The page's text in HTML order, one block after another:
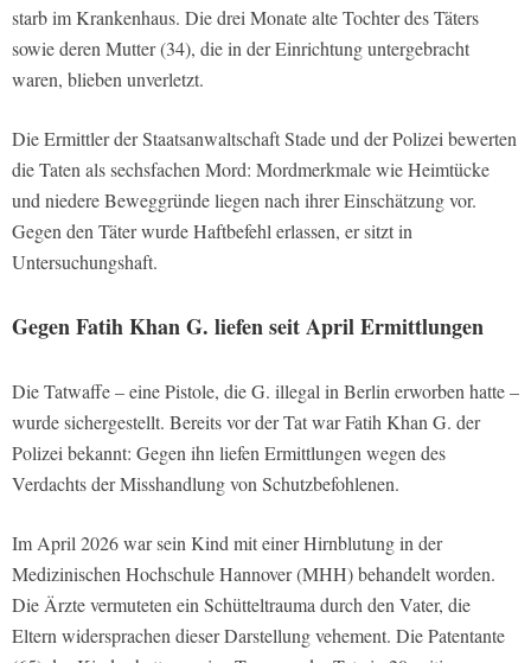
starb im Krankenhaus. Die drei Monate alte Tochter des Täters
sowie deren Mutter (34), die in der Einrichtung untergebracht
waren, blieben unverletzt.
Die Ermittler der Staatsanwaltschaft Stade und der Polizei bewerten
die Taten als sechsfachen Mord: Mordmerkmale wie Heimtücke
und niedere Beweggründe liegen nach ihrer Einschätzung vor.
Gegen den Täter wurde Haftbefehl erlassen, er sitzt in
Untersuchungshaft.
Gegen Fatih Khan G. liefen seit April Ermittlungen
Die Tatwaffe – eine Pistole, die G. illegal in Berlin erworben hatte –
wurde sichergestellt. Bereits vor der Tat war Fatih Khan G. der
Polizei bekannt: Gegen ihn liefen Ermittlungen wegen des
Verdachts der Misshandlung von Schutzbefohlenen.
Im April 2026 war sein Kind mit einer Hirnblutung in der
Medizinischen Hochschule Hannover (MHH) behandelt worden.
Die Ärzte vermuteten ein Schütteltrauma durch den Vater, die
Eltern widersprachen dieser Darstellung vehement. Die Patentante